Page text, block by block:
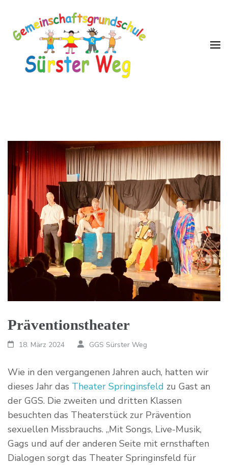
Präventionstheater
18. März 2024 GGS Sürster Weg
Wie in den vergangenen Jahren auch, hatten wir
dieses Jahr das Theater Springinsfeld zu Gast an
der GGS. Die zweiten und dritten Klassen
besuchten das Theaterstück zur Prävention
sexuellen Missbrauchs. „Mit Songs, Live-Musik,
Gags und auf der anderen Seite mit ernsthaften
Dialogen sorgt das Theater Springinsfeld für